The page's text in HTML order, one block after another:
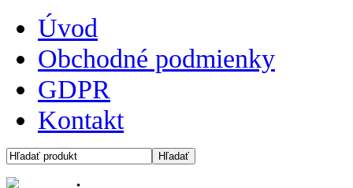
Úvod
Obchodné podmienky
GDPR
Kontakt